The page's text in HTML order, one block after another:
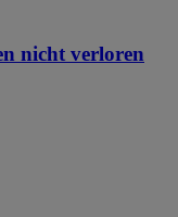
nicht verloren